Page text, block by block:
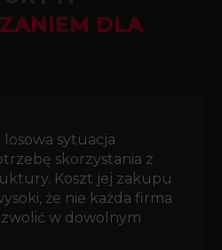
DLA
losowa sytuacja
skorzystania z
Koszt jej zakupu
że nie każda firma
w dowolnym